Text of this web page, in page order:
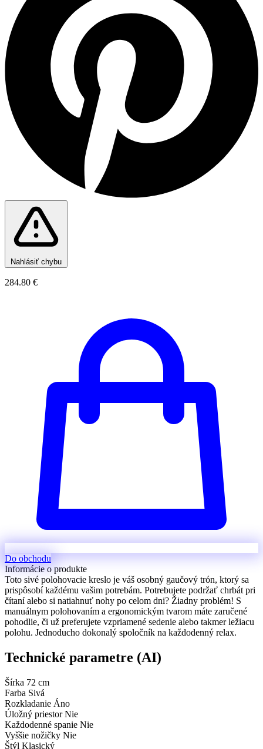
Nahlásiť chybu
284.80 €
Do obchodu
Informácie o produkte
Toto sivé polohovacie kreslo je váš osobný gaučový trón, ktorý sa
prispôsobí každému vašim potrebám. Potrebujete podržať chrbát pri
čítaní alebo si natiahnuť nohy po celom dni? Žiadny problém! S
manuálnym polohovaním a ergonomickým tvarom máte zaručené
pohodlie, či už preferujete vzpriamené sedenie alebo takmer ležiacu
polohu. Jednoducho dokonalý spoločník na každodenný relax.
Technické parametre (AI)
Šírka 72 cm
Farba Sivá
Rozkladanie Áno
Úložný priestor Nie
Každodenné spanie Nie
Vyššie nožičky Nie
Štýl Klasický